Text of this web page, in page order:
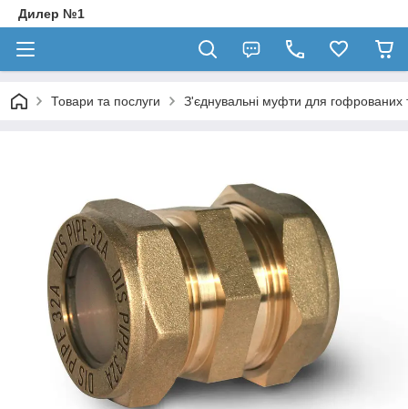
Дилер №1
Товари та послуги З'єднувальні муфти для гофрованих